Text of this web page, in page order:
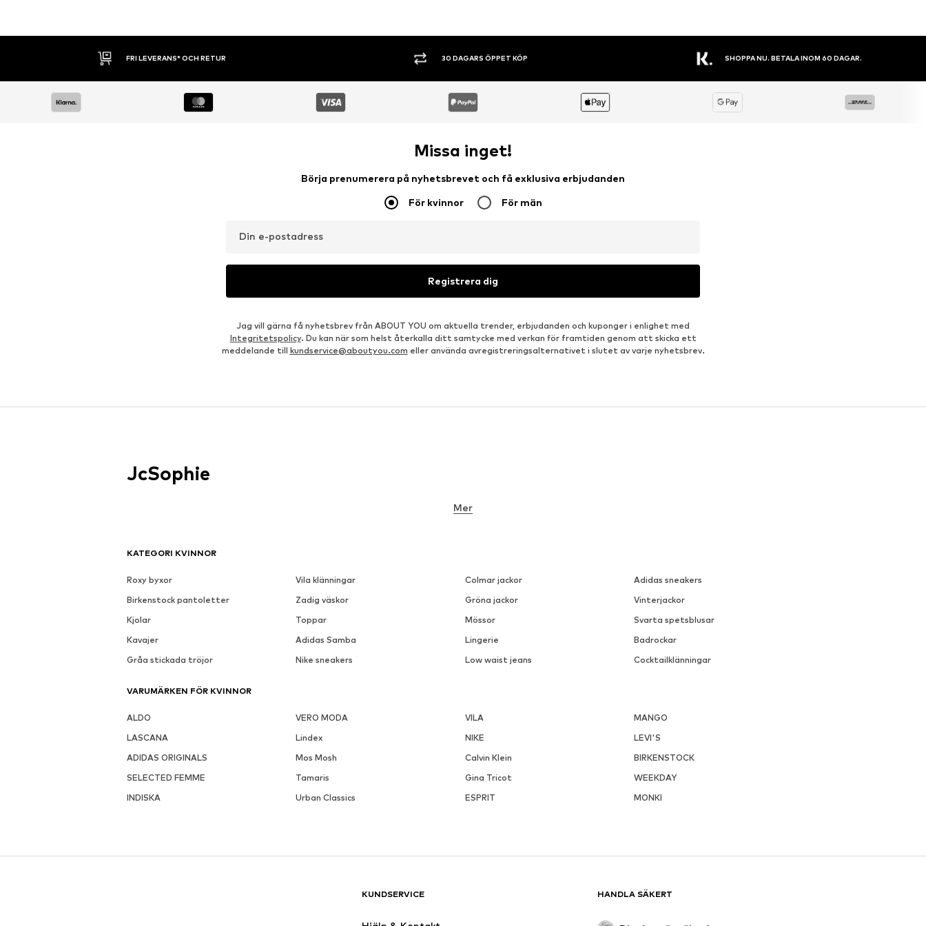
30 DAGARS ÖPPET KÖP SHOPPA NU. BETALA INOM 60 DAGAR. STORT SORTIMENT
Missa inget!
Börja prenumerera på nyhetsbrevet och få exklusiva erbjudanden
För kvinnor För män
Din e-postadress
Registrera dig
Jag vill gärna få nyhetsbrev från ABOUT YOU om aktuella trender, erbjudanden och kuponger i enlighet med
Integritetspolicy. Du kan när som helst återkalla ditt samtycke med verkan för framtiden genom att skicka ett
meddelande till kundservice@aboutyou.com eller använda avregistreringsalternativet i slutet av varje nyhetsbrev.
KATEGORI KVINNOR
Roxy byxor Vila klänningar Colmar jackor
Adidas sneakers
Birkenstock pantoletter
Zadig väskor Gröna jackor
Vinterjackor
Kjolar
Toppar Mössor
Svarta spetsblusar
Kavajer
Adidas Samba Lingerie
Badrockar
Gråa stickada tröjor
Nike sneakers Low waist jeans Cocktailklänningar
VARUMÄRKEN FÖR KVINNOR
ALDO VERO MODA VILA
MANGO
LASCANA
Lindex NIKE
LEVI'S
ADIDAS ORIGINALS
Mos Mosh Calvin Klein
BIRKENSTOCK
SELECTED FEMME
Tamaris Gina Tricot
WEEKDAY
INDISKA
Urban Classics ESPRIT MONKI
KUNDSERVICE HANDLA SÄKERT
JcSophie
Mer